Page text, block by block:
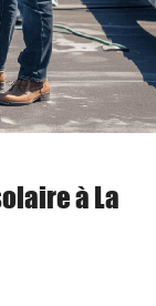
à La